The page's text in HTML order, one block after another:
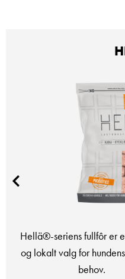
seriens fullfôr er et tilsatsfritt
valg for hundens spesielle